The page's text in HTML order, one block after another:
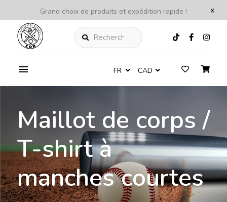
x
Grand choix de produits et expédition rapide !
Rechercher
FR CAD
Maillot de corps /
T-shirt à
manches courtes